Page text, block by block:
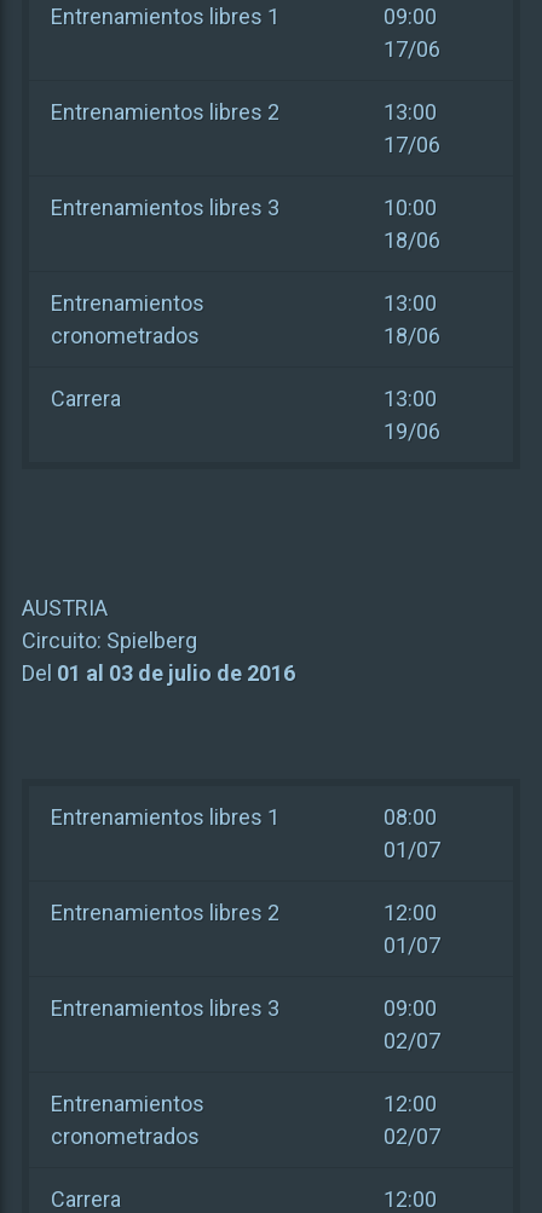
Entrenamientos libres 1
09:00
17/06
Entrenamientos libres 2
13:00
17/06
Entrenamientos libres 3
10:00
18/06
Entrenamientos
cronometrados
13:00
18/06
Carrera
13:00
19/06
AUSTRIA
Circuito: Spielberg
Del 01 al 03 de julio de 2016
Entrenamientos libres 1
08:00
01/07
Entrenamientos libres 2
12:00
01/07
Entrenamientos libres 3
09:00
02/07
Entrenamientos
cronometrados
12:00
02/07
Carrera
12:00